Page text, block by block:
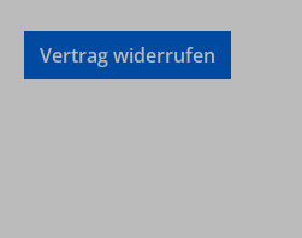
Vertrag widerrufen